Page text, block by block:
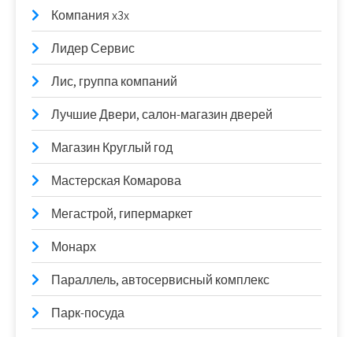
Компания x3x
Лидер Сервис
Лис, группа компаний
Лучшие Двери, салон-магазин дверей
Магазин Круглый год
Мастерская Комарова
Мегастрой, гипермаркет
Монарх
Параллель, автосервисный комплекс
Парк-посуда